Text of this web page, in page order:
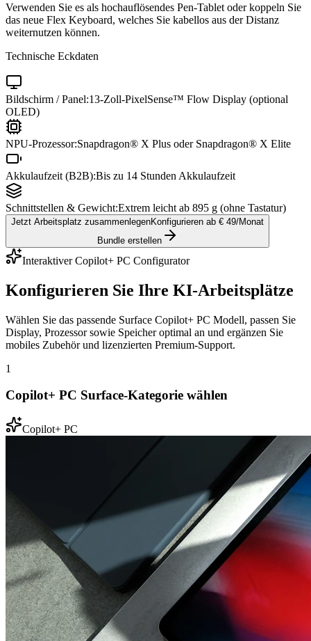
Verwenden Sie es als hochauflösendes Pen-Tablet oder koppeln Sie
das neue Flex Keyboard, welches Sie kabellos aus der Distanz
weiternutzen können.
Technische Eckdaten
Bildschirm / Panel:13-Zoll-PixelSense™ Flow Display (optional
OLED)
NPU-Prozessor:Snapdragon® X Plus oder Snapdragon® X Elite
Akkulaufzeit (B2B):Bis zu 14 Stunden Akkulaufzeit
Schnittstellen & Gewicht:Extrem leicht ab 895 g (ohne Tastatur)
Jetzt Arbeitsplatz zusammenlegenKonfigurieren ab € 49/Monat
Bundle erstellen
Interaktiver Copilot+ PC Configurator
Konfigurieren Sie Ihre KI-Arbeitsplätze
Wählen Sie das passende Surface Copilot+ PC Modell, passen Sie
Display, Prozessor sowie Speicher optimal an und ergänzen Sie
mobiles Zubehör und lizenzierten Premium-Support.
1
Copilot+ PC Surface-Kategorie wählen
Copilot+ PC